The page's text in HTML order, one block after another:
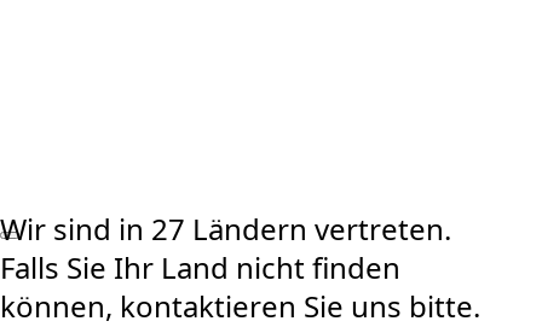
Wir sind in 27 Ländern vertreten.
Falls Sie Ihr Land nicht finden
können, kontaktieren Sie uns bitte.